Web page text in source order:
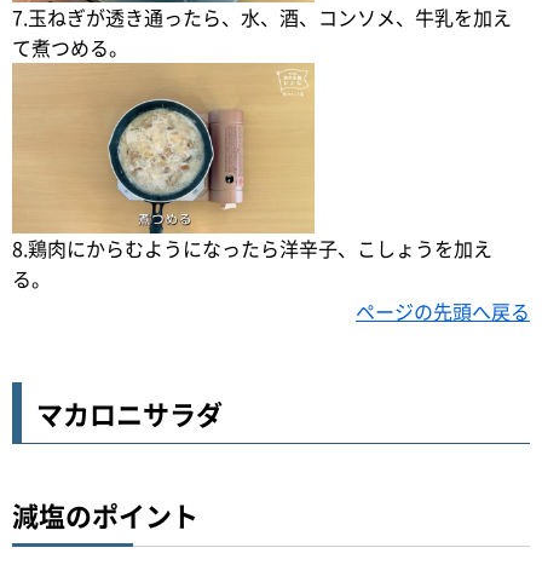
7.玉ねぎが透き通ったら、水、酒、コンソメ、牛乳を加え
て煮つめる。
8.鶏肉にからむようになったら洋辛子、こしょうを加え
る。
ページの先頭へ戻る
マカロニサラダ
減塩のポイント